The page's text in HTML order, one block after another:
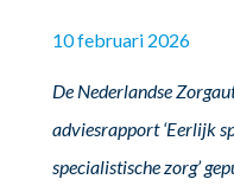
10 februari 2026
De Nederlandse
adviesrapport ‘Eerlijk
specialistische zorg’